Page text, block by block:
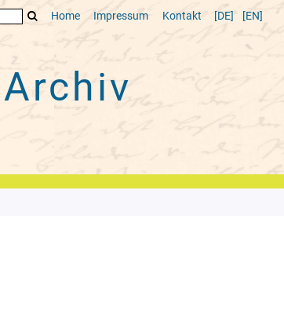
Home Impressum Kontakt [DE] [EN]